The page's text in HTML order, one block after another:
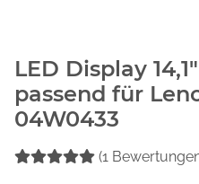
LED Display
passend für
04W0433
(1